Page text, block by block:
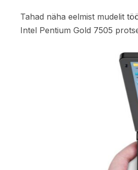
Tahad näha eelmist mudelit
Intel Pentium Gold 7505